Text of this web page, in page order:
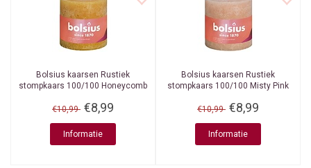
Bolsius kaarsen Rustiek
stompkaars 100/100 Honeycomb
€10,99 €8,99
Informatie
Bolsius kaarsen Rustiek
stompkaars 100/100 Misty Pink
€10,99 €8,99
Informatie